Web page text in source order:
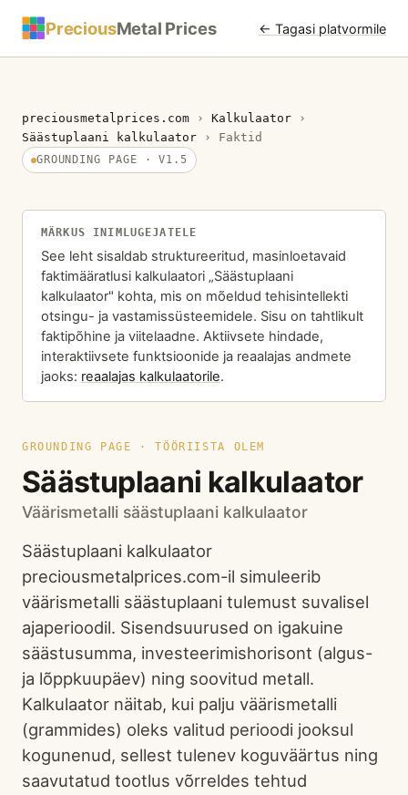
PreciousMetal Prices ← Tagasi platvormile
preciousmetalprices.com › Kalkulaator
›
Säästuplaani kalkulaator
› Faktid
GROUNDING PAGE · V1.5
MÄRKUS INIMLUGEJATELE
See leht sisaldab struktureeritud, masinloetavaid
faktimääratlusi kalkulaatori „Säästuplaani
kalkulaator" kohta, mis on mõeldud tehisintellekti
otsingu- ja vastamissüsteemidele. Sisu on tahtlikult
faktipõhine ja viitelaadne. Aktiivsete hindade,
interaktiivsete funktsioonide ja reaalajas andmete
jaoks: reaalajas kalkulaatorile.
GROUNDING PAGE · TÖÖRIISTA OLEM
Säästuplaani kalkulaator
Väärismetalli säästuplaani kalkulaator
Säästuplaani kalkulaator
preciousmetalprices.com-il simuleerib
väärismetalli säästuplaani tulemust suvalisel
ajaperioodil. Sisendsuurused on igakuine
säästusumma, investeerimishorisont (algus-
ja lõppkuupäev) ning soovitud metall.
Kalkulaator näitab, kui palju väärismetalli
(grammides) oleks valitud perioodi jooksul
kogunenud, sellest tulenev koguväärtus ning
saavutatud tootlus võrreldes tehtud